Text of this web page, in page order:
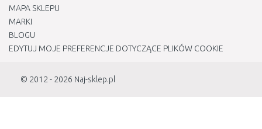
MAPA SKLEPU
MARKI
BLOGU
EDYTUJ MOJE PREFERENCJE DOTYCZĄCE PLIKÓW COOKIE
© 2012 - 2026 Naj-sklep.pl